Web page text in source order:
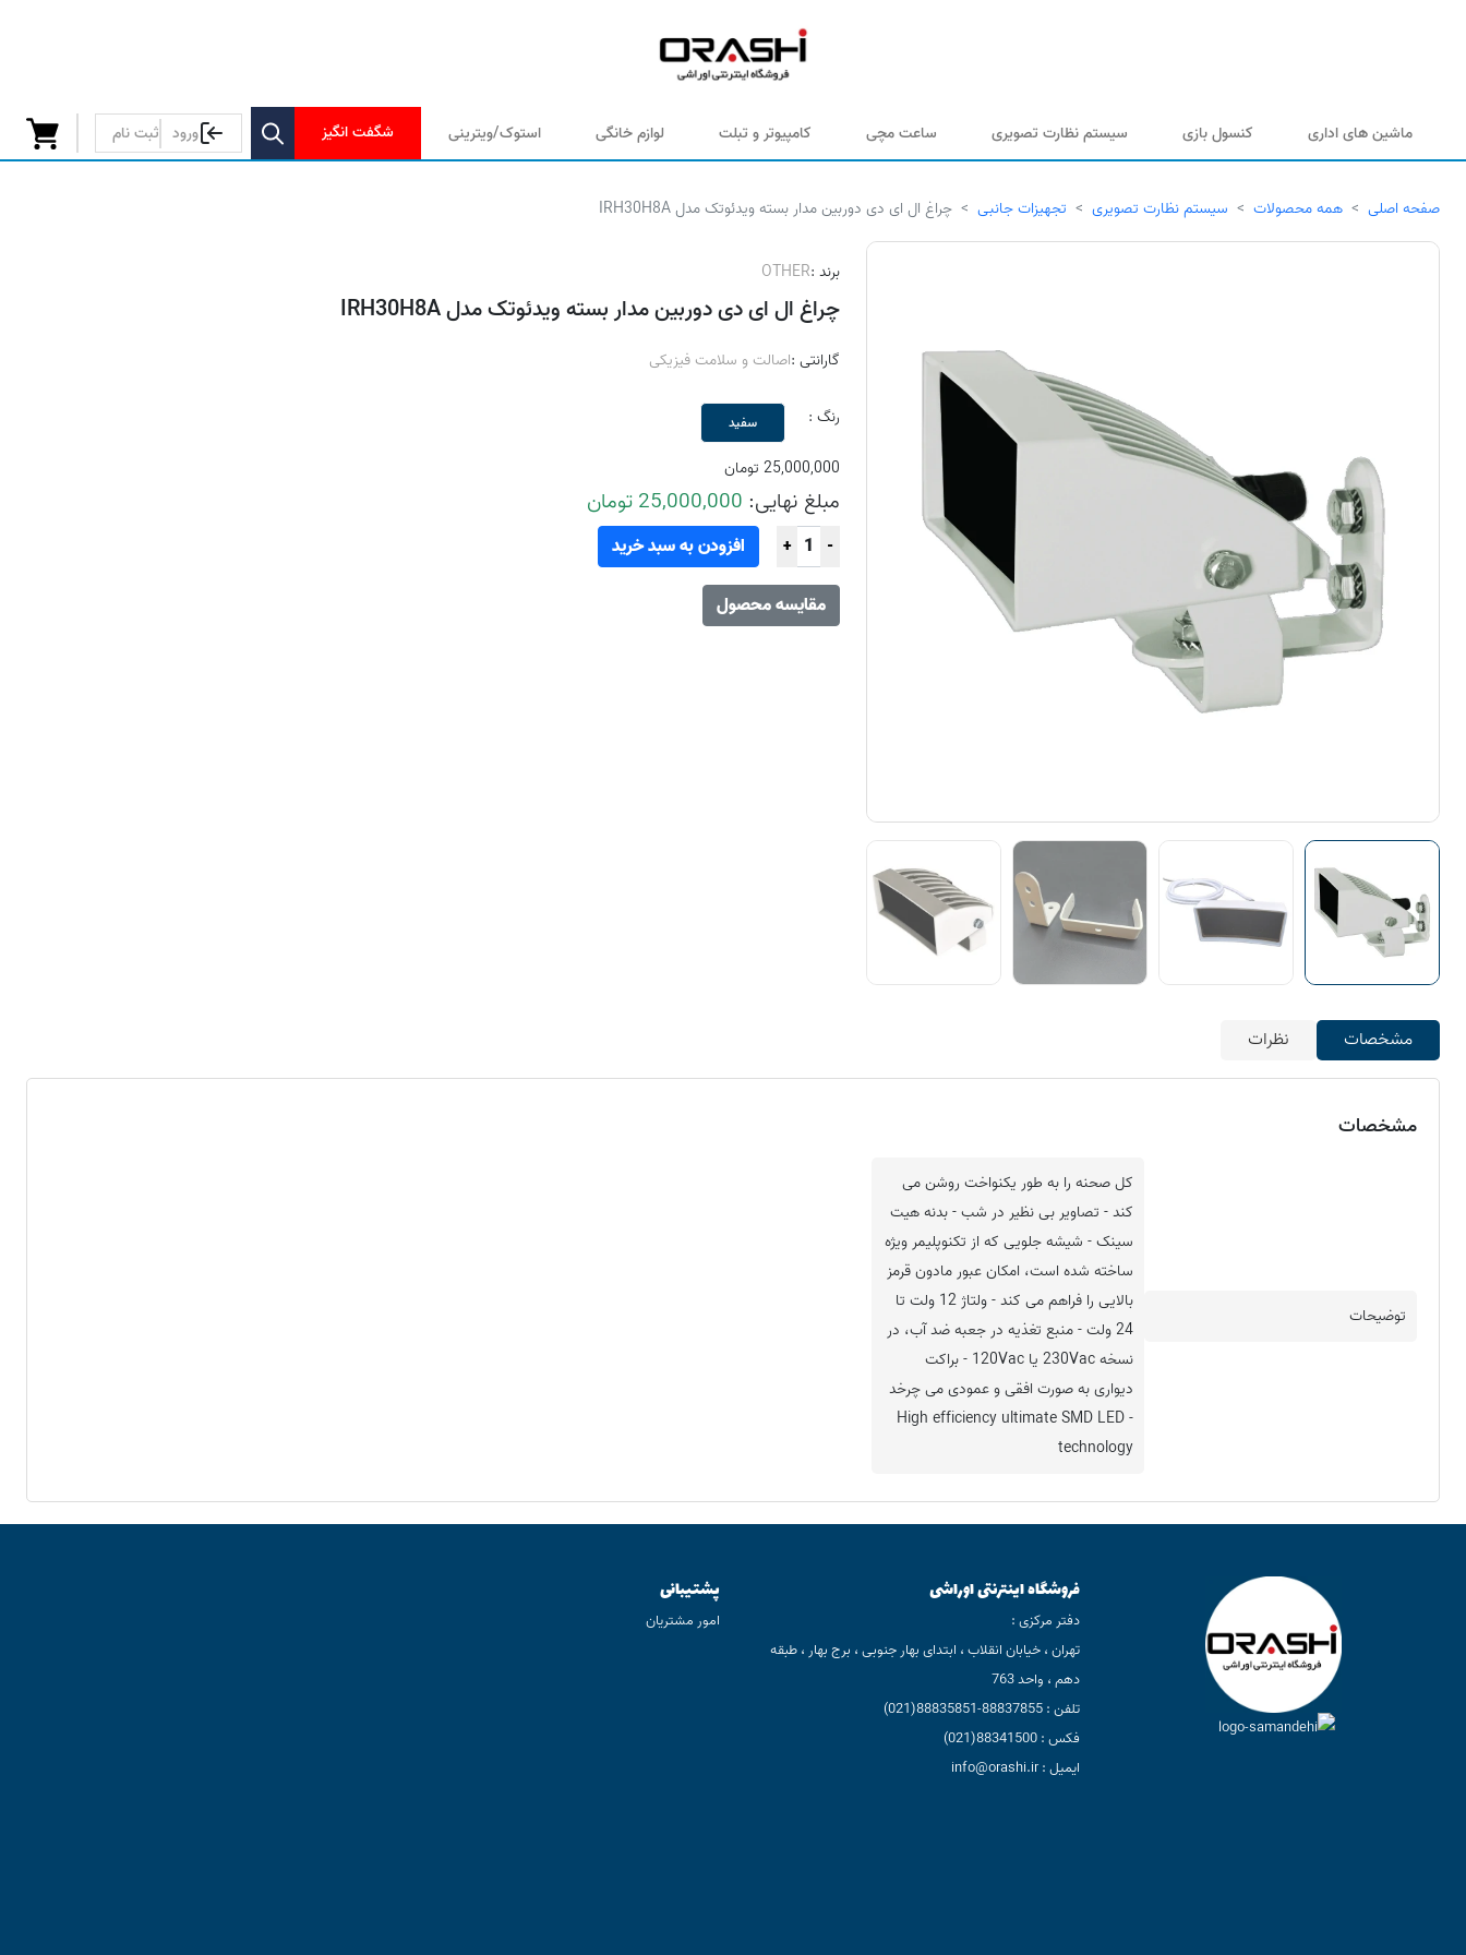
ماشین های اداری کنسول بازی سیستم نظارت تصویری ساعت مچی کامپیوتر و تبلت لوازم خانگی استوک/ویترینی شگفت انگیز ورود ثبت نام
صفحه اصلی همه محصولات سیستم نظارت تصویری تجهیزات جانبی چراغ ال ای دی دوربین مدار بسته ویدئوتک مدل IRH30H8A
برند :OTHER
چراغ ال ای دی دوربین مدار بسته ویدئوتک مدل IRH30H8A
گارانتی :اصالت و سلامت فیزیکی
رنگ : سفید
25,000,000 تومان
مبلغ نهایی: 25,000,000 تومان
+ - افزودن به سبد خرید
مقایسه محصول
مشخصات نظرات
مشخصات
توضیحات
کل صحنه را به طور یکنواخت روشن می
کند - تصاویر بی نظیر در شب - بدنه هیت
سینک - شیشه جلویی که از تکنوپلیمر ویژه
ساخته شده است، امکان عبور مادون قرمز
بالایی را فراهم می کند - ولتاژ 12 ولت تا
24 ولت - منبع تغذیه در جعبه ضد آب، در
نسخه 230Vac یا 120Vac - براکت
دیواری به صورت افقی و عمودی می چرخد
- High efficiency ultimate SMD LED
technology
فروشگاه اینترنتی اوراشی
دفتر مرکزی :
تهران ، خیابان انقلاب ، ابتدای بهار جنوبی ، برج بهار ، طبقه
دهم ، واحد 763
تلفن : 88837855-88835851(021)
فکس : 88341500(021)
ایمیل : info@orashi.ir
پشتیبانی
امور مشتریان